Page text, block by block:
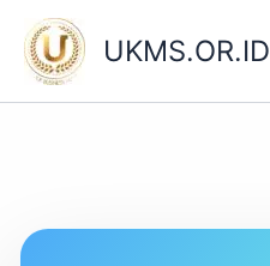
content
UKMS.OR.ID